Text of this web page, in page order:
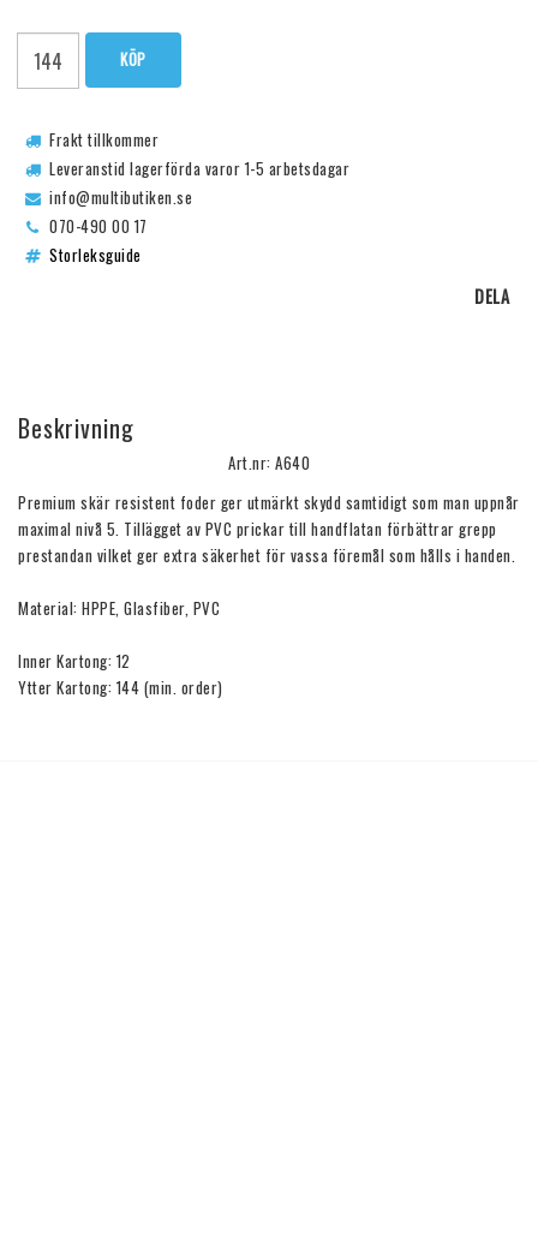
KÖP
Frakt tillkommer
Leveranstid lagerförda varor 1-5 arbetsdagar
info@multibutiken.se
070-490 00 17
Storleksguide
DELA
Beskrivning
Art.nr: A640
Premium skär resistent foder ger utmärkt skydd samtidigt som man uppnår
maximal nivå 5. Tillägget av PVC prickar till handflatan förbättrar grepp
prestandan vilket ger extra säkerhet för vassa föremål som hålls i handen.
Material: HPPE, Glasfiber, PVC
Inner Kartong: 12
Ytter Kartong: 144 (min. order)